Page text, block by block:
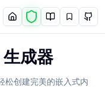
成器
松创建完美的嵌入式内